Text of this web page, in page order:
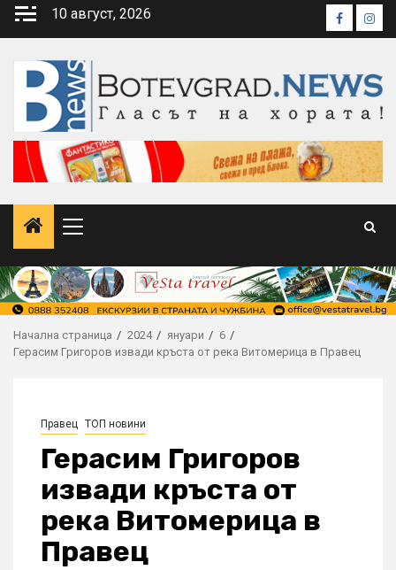
Skip
10 август, 2026 Facebook
Primary
Начална страница 2024 януари
6
Герасим Григоров извади кръста от река Витомерица в Правец
Правец ТОП новини
Герасим Григоров
извади кръста от
река Витомерица в
Правец